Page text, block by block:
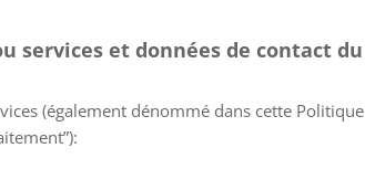
services et données de contact du
(également dénommé dans cette Politique